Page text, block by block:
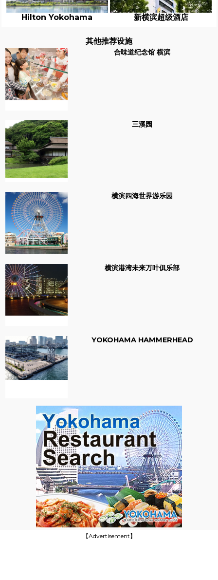
Hilton Yokohama 新横滨超级酒店
其他推荐设施
合味道纪念馆 横滨
三溪园
横滨四海世界游乐园
横滨港湾未来万叶俱乐部
YOKOHAMA HAMMERHEAD
【Advertisement】